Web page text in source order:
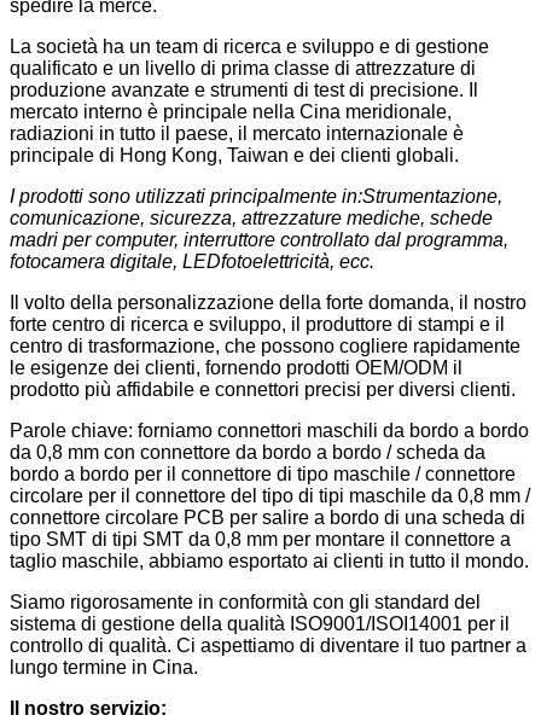
spedire la merce.
La società ha un team di ricerca e sviluppo e di gestione
qualificato e un livello di prima classe di attrezzature di
produzione avanzate e strumenti di test di precisione. Il
mercato interno è principale nella Cina meridionale,
radiazioni in tutto il paese, il mercato internazionale è
principale di Hong Kong, Taiwan e dei clienti globali.
I prodotti sono utilizzati principalmente in:Strumentazione,
comunicazione, sicurezza, attrezzature mediche, schede
madri per computer, interruttore controllato dal programma,
fotocamera digitale, LEDfotoelettricità, ecc.
Il volto della personalizzazione della forte domanda, il nostro
forte centro di ricerca e sviluppo, il produttore di stampi e il
centro di trasformazione, che possono cogliere rapidamente
le esigenze dei clienti, fornendo prodotti OEM/ODM il
prodotto più affidabile e connettori precisi per diversi clienti.
Parole chiave: forniamo connettori maschili da bordo a bordo
da 0,8 mm con connettore da bordo a bordo / scheda da
bordo a bordo per il connettore di tipo maschile / connettore
circolare per il connettore del tipo di tipi maschile da 0,8 mm /
connettore circolare PCB per salire a bordo di una scheda di
tipo SMT di tipi SMT da 0,8 mm per montare il connettore a
taglio maschile, abbiamo esportato ai clienti in tutto il mondo.
Siamo rigorosamente in conformità con gli standard del
sistema di gestione della qualità ISO9001/ISOI14001 per il
controllo di qualità. Ci aspettiamo di diventare il tuo partner a
lungo termine in Cina.
Il nostro servizio: